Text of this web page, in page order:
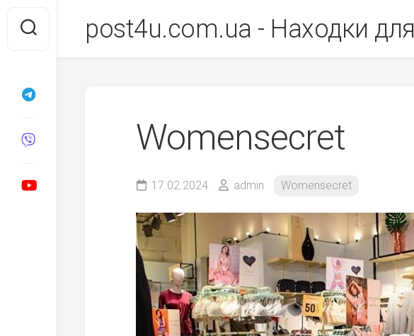
вмісту
post4u.com.ua - Находки
Womensecret
17.02.2024 admin Womensecret